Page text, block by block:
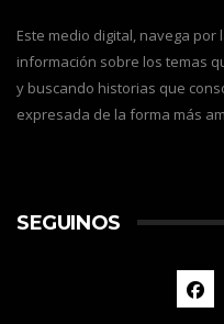
Este medio digital, navega
información sobre los temas
y buscando historias que
expresada de la forma más
SEGUINOS